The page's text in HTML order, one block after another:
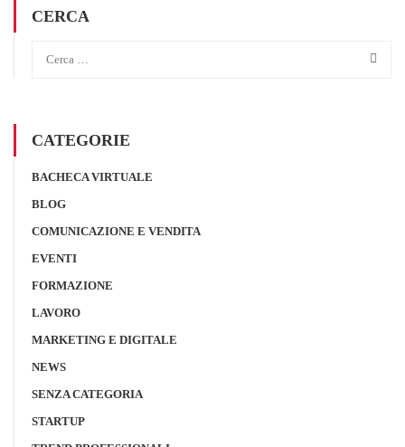
CERCA
CATEGORIE
BACHECA VIRTUALE
BLOG
COMUNICAZIONE E VENDITA
EVENTI
FORMAZIONE
LAVORO
MARKETING E DIGITALE
NEWS
SENZA CATEGORIA
STARTUP